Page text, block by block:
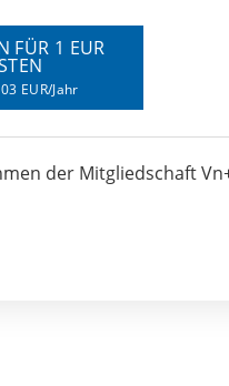
FÜR 1 EUR
EUR/Jahr
der Mitgliedschaft